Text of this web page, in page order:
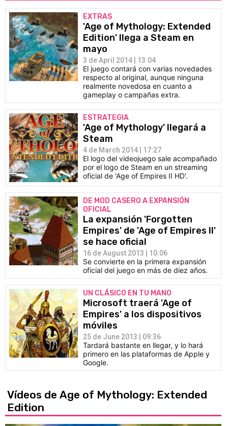
EXTRAS
'Age of Mythology: Extended
Edition' llega a Steam en
mayo
3 de April 2014 | 13:04
El juego contará con varias novedades
respecto al original, aunque ninguna
realmente novedosa en cuanto a
gameplay o campañas extra.
ESTRATEGIA
'Age of Mythology' llegará a
Steam
4 de March 2014 | 17:27
El logo del videojuego sale acompañado
por el logo de Steam en un streaming
oficial de 'Age of Empires II HD'.
DE MOD CASERO A EXPANSIÓN
OFICIAL
La expansión 'Forgotten
Empires' de 'Age of Empires II'
se hace oficial
16 de August 2013 | 10:06
Se convierte en la primera expansión
oficial del juego en más de diez años.
UN CLÁSICO EN TU MANO
Microsoft traerá 'Age of
Empires' a los dispositivos
móviles
25 de June 2013 | 09:36
Tardará bastante en llegar, y lo hará
primero en las plataformas de Apple y
Google.
Vídeos de Age of Mythology: Extended
Edition